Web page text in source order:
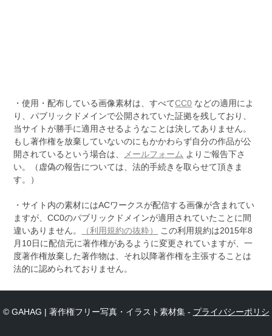
・使用・配布している画像素材は、すべてCC0 などの適用によ
り、パブリックドメインで公開されていた証拠を残しており、
当サイトが勝手に適用させるようなことは決してありません。
もし著作権を放棄していないのにもかかわらず自分の作品が公
開されているという場合は、
メールフォーム よりご報告下さ
い。（虚偽の報告については、法的手続きを取らせて頂きま
す。）
・サイト内の素材にはACワークスが配信する画像が含まれてい
ますが、CC0のパブリックドメインが適用されていたことに間
違いありません。
（利用規約の抜粋）
この利用規約は2015年8
月10日に配信元に著作権があるように変更されていますが、一
度著作権放棄した著作物は、それ以降著作権を主張することは
法的に認められておりません。
© GAHAG | 著作権フリー写真・イラスト素材集 - プライバシーポリシ